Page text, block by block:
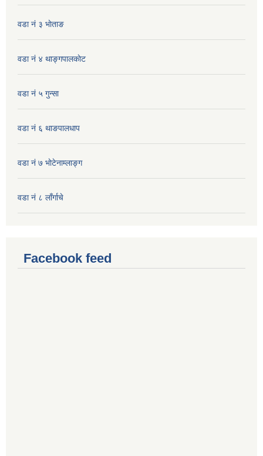
वडा नं ३ भाेताङ
वडा नं ४ थाङ्गपालकाेट
वडा नं ५ गुन्सा
वडा नं ६ थाङपालधाप
वडा नं ७ भाेटेनाम्लाङ्ग
वडा नं ८ लाँर्गाचे
Facebook feed